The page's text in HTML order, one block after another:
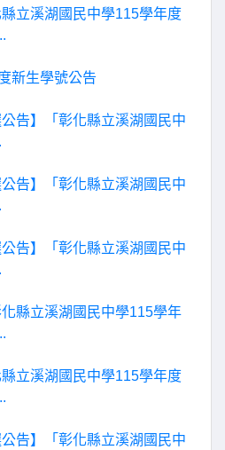
縣立溪湖國民中學115學年度
新生學號公告
公告】「彰化縣立溪湖國民中
公告】「彰化縣立溪湖國民中
公告】「彰化縣立溪湖國民中
化縣立溪湖國民中學115學年
縣立溪湖國民中學115學年度
公告】「彰化縣立溪湖國民中